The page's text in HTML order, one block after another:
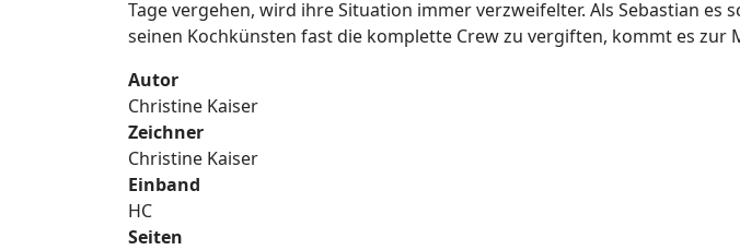
Tage vergehen, wird ihre Situation immer verzweifelter. Als Sebastian es
seinen Kochkünsten fast die komplette Crew zu vergiften, kommt es zur
Autor
Christine Kaiser
Zeichner
Christine Kaiser
Einband
HC
Seiten